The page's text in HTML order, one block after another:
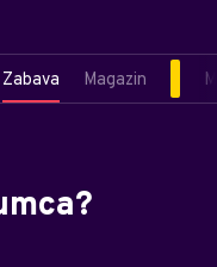
Zabava Magazin